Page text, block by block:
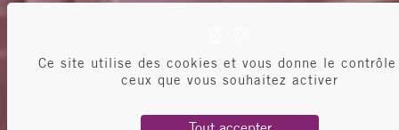
Ce site utilise des cookies et vous donne le contrôle
ceux que vous souhaitez activer